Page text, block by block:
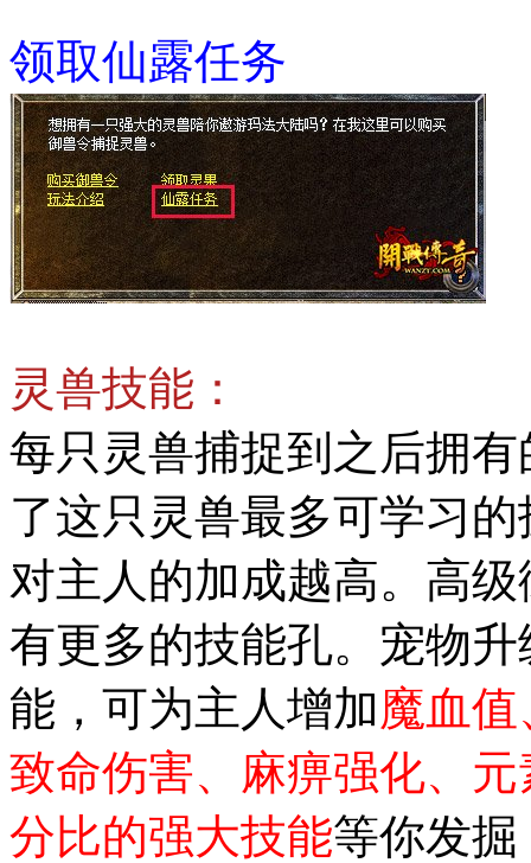
领取仙露任务
灵兽技能：
每只灵兽捕捉到之后拥
了这只灵兽最多可学习
对主人的加成越高。高
有更多的技能孔。宠物
能，可为主人增加魔血
致命伤害、麻痹强化、
分比的强大技能等你发掘